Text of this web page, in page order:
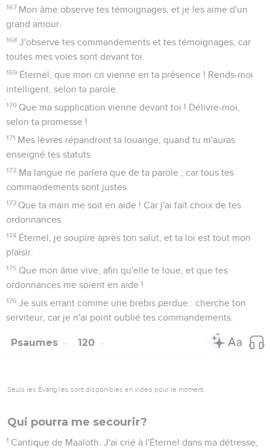
167 Mon âme observe tes témoignages, et je les aime d'un
grand amour.
168 J'observe tes commandements et tes témoignages, car
toutes mes voies sont devant toi.
169 Éternel, que mon cri vienne en ta présence ! Rends-moi
intelligent, selon ta parole.
170 Que ma supplication vienne devant toi ! Délivre-moi,
selon ta promesse !
171 Mes lèvres répandront ta louange, quand tu m'auras
enseigné tes statuts.
172 Ma langue ne parlera que de ta parole ; car tous tes
commandements sont justes.
173 Que ta main me soit en aide ! Car j'ai fait choix de tes
ordonnances.
174 Éternel, je soupire après ton salut, et ta loi est tout mon
plaisir.
175 Que mon âme vive, afin qu'elle te loue, et que tes
ordonnances me soient en aide !
176 Je suis errant comme une brebis perdue : cherche ton
serviteur, car je n'ai point oublié tes commandements.
Psaumes 120
Seuls les Évangiles sont disponibles en vidéo pour le moment.
Qui pourra me secourir?
1 Cantique de Maaloth. J'ai crié à l'Éternel dans ma détresse,